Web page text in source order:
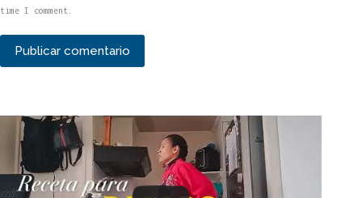
time I comment.
Publicar comentario